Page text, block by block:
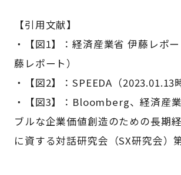
【引用文献】
・【図1】：経済産業省 伊藤レポ
藤レポート）
・【図2】：SPEEDA（2023.01.13
・【図3】：Bloomberg、経済産
ブルな企業価値創造のための長期
に資する対話研究会（SX研究会）